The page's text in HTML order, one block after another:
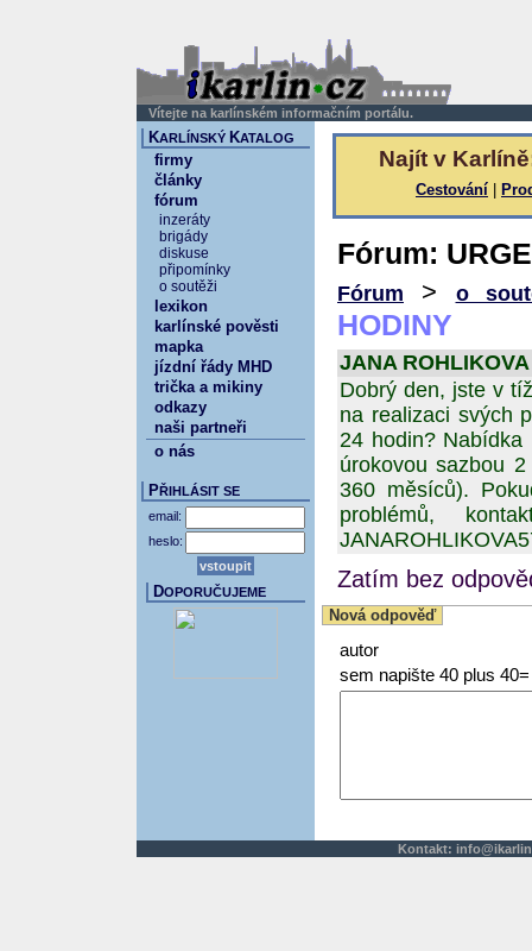
Vítejte na karlínském informačním portálu.
Najít v
Cestování
Fórum:
Fórum > o
HODINY
JANA
Dobrý den, jste v
na realizaci svých
24 hodin?
úrokovou sazbou
360 měsíců).
problémů,
Zatím bez
Nová odpověď
autor
sem napište 40 plus 40=
KARLÍNSKÝ KATALOG
firmy
články
fórum
inzeráty
brigády
diskuse
připomínky
o soutěži
lexikon
karlínské pověsti
mapka
jízdní řády MHD
trička a mikiny
odkazy
naši partneři
o nás
PŘIHLÁSIT SE
email:
heslo:
DOPORUČUJEME
Kontakt: